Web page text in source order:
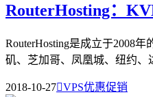
RouterHosting：
RouterHosting是成立于2008
矶、芝加哥、凤凰城、纽约、
2018-10-27VPS优惠促销